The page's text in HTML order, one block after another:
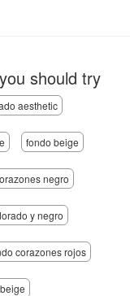
should try
aesthetic
fondo beige
negro
y negro
corazones rojos